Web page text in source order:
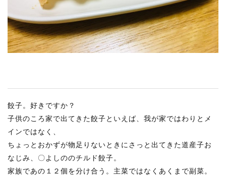
STAFF BLOG
CONTACT US
サイトマップ
情報セキュリティ
プライバシーポリシー
餃子。好きですか？
子供のころ家で出てきた餃子といえば、我が家ではわりとメ
インではなく、
ちょっとおかずが物足りないときにさっと出てきた道産子お
なじみ、〇よしののチルド餃子。
家族であの１２個を分け合う。主菜ではなくあくまで副菜。